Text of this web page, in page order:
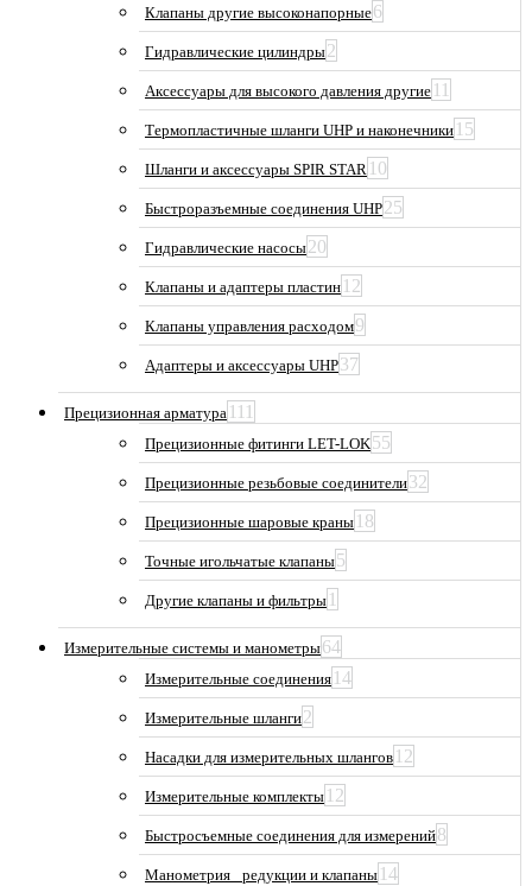
Клапаны другие высоконапорные6
Гидравлические цилиндры2
Аксессуары для высокого давления другие 11
Термопластичные шланги UHP и наконечники 15
Шланги и аксессуары SPIR STAR 10
Быстроразъемные соединения UHP25
Гидравлические насосы20
Клапаны и адаптеры пластин 12
Клапаны управления расходом9
Адаптеры и аксессуары UHP37
Прецизионная арматура 111
Прецизионные фитинги LET-LOK55
Прецизионные резьбовые соединители32
Прецизионные шаровые краны 18
Точные игольчатые клапаны5
Другие клапаны и фильтры 1
Измерительные системы и манометры64
Измерительные соединения 14
Измерительные шланги2
Насадки для измерительных шлангов 12
Измерительные комплекты 12
Быстросъемные соединения для измерений8
Манометрия_ редукции и клапаны 14